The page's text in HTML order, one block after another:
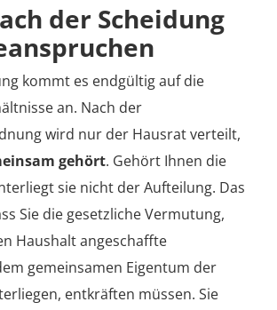
der Scheidung
kommt es endgültig auf die
an. Nach der
wird nur der Hausrat verteilt,
gehört. Gehört Ihnen die
sie nicht der Aufteilung. Das
Sie die gesetzliche Vermutung,
Haushalt angeschaffte
gemeinsamen Eigentum der
entkräften müssen. Sie